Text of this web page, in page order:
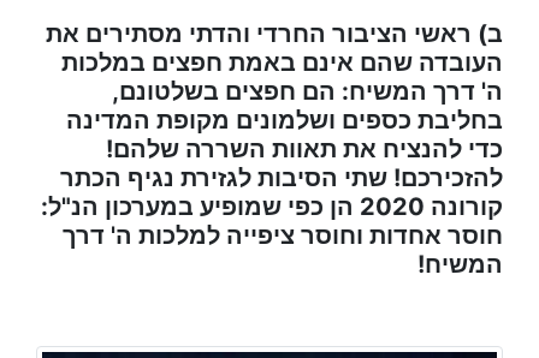
ב) ראשי הציבור החרדי והדתי מסתירים את
העובדה שהם אינם באמת חפצים במלכות
ה' דרך המשיח: הם חפצים בשלטונם,
בחליבת כספים ושלמונים מקופת המדינה
כדי להנציח את תאוות השררה שלהם!
להזכירכם! שתי הסיבות לגזירת נגיף הכתר
קורונה 2020 הן כפי שמופיע במערכון הנ"ל:
חוסר אחדות וחוסר ציפייה למלכות ה' דרך
המשיח!